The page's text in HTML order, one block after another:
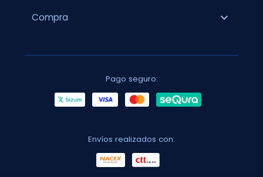
Compra expand_more
Pago seguro:
Envíos realizados con: